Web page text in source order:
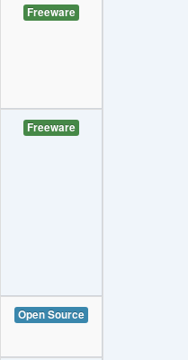
Freeware
Freeware
Open Source